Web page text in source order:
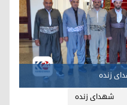
زنده
شهدای زنده